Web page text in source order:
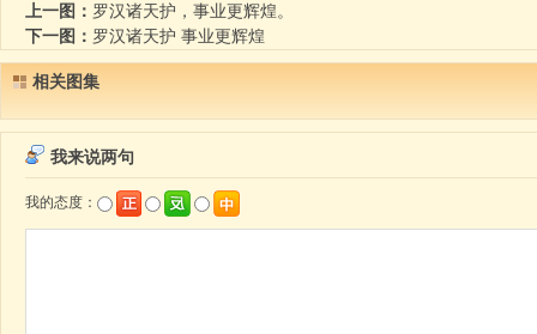
上一图： 罗汉诸天护，事业更辉煌。
下一图： 罗汉诸天护 事业更辉煌
相关图集